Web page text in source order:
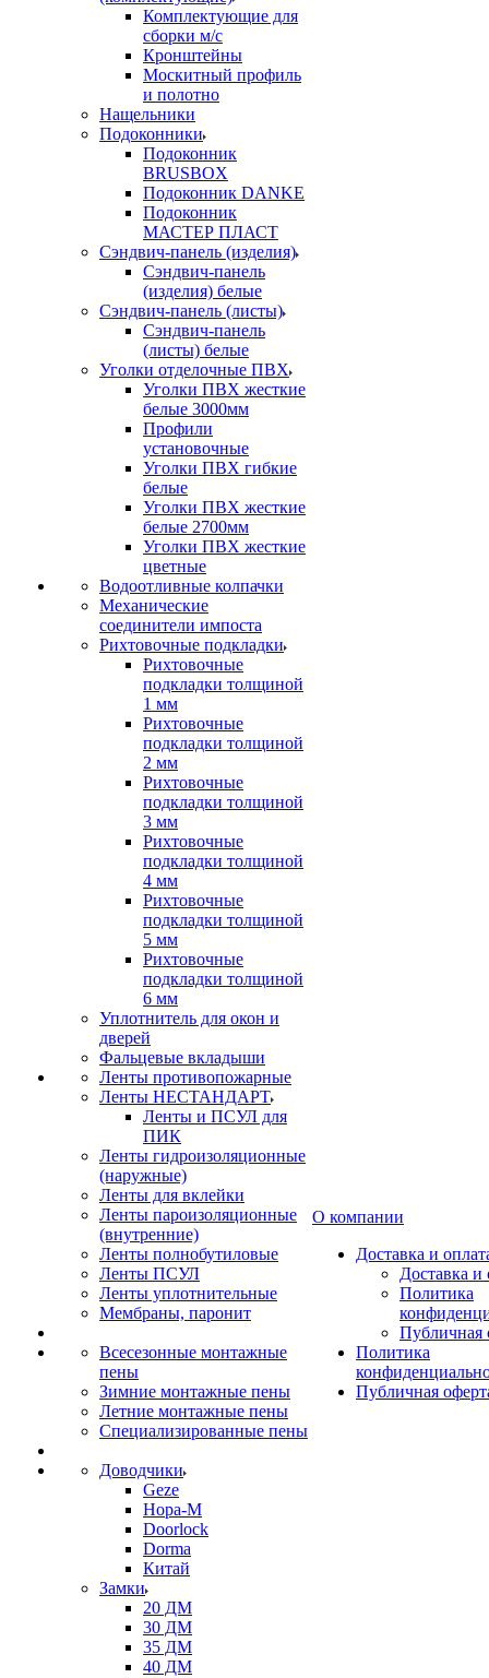
Комплектующие для
сборки м/с
Кронштейны
Москитный профиль
и полотно
Нащельники
Подоконники
Подоконник
BRUSBOX
Подоконник DANKE
Подоконник
МАСТЕР ПЛАСТ
Сэндвич-панель (изделия)
Сэндвич-панель
(изделия) белые
Сэндвич-панель (листы)
Сэндвич-панель
(листы) белые
Уголки отделочные ПВХ
Уголки ПВХ жесткие
белые 3000мм
Профили
установочные
Уголки ПВХ гибкие
белые
Уголки ПВХ жесткие
белые 2700мм
Уголки ПВХ жесткие
цветные
Водоотливные колпачки
Механические
соединители импоста
Рихтовочные подкладки
Рихтовочные
подкладки толщиной
1 мм
Рихтовочные
подкладки толщиной
2 мм
Рихтовочные
подкладки толщиной
3 мм
Рихтовочные
подкладки толщиной
4 мм
Рихтовочные
подкладки толщиной
5 мм
Рихтовочные
подкладки толщиной
6 мм
Уплотнитель для окон и
дверей
Фальцевые вкладыши
Ленты противопожарные
Ленты НЕСТАНДАРТ
Ленты и ПСУЛ для
ПИК
Ленты гидроизоляционные
(наружные)
Ленты для вклейки
Ленты пароизоляционные
(внутренние)
Ленты полнобутиловые
Ленты ПСУЛ
Ленты уплотнительные
Мембраны, паронит
Всесезонные монтажные
пены
Зимние монтажные пены
Летние монтажные пены
Специализированные пены
Доводчики
Geze
Нора-М
Doorlock
Dorma
Китай
Замки
20 ДМ
30 ДМ
35 ДМ
40 ДМ
О компании
Доставка и
Доставка и
Политика
Публичная
Политика
Публичная